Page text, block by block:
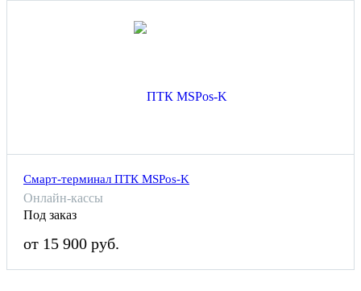
Смарт-терминал ПТК MSPos-K
Онлайн-кассы
Под заказ
от 15 900 руб.